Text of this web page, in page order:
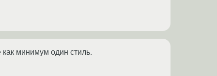
минимум один стиль.